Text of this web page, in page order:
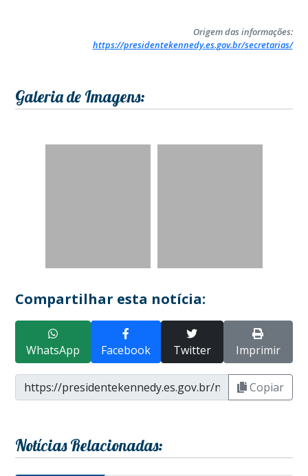
Origem das informações:
https://presidentekennedy.es.gov.br/secretarias/
Galeria de Imagens:
Compartilhar esta notícia:
WhatsApp Facebook Twitter Imprimir
Copiar
Notícias Relacionadas: